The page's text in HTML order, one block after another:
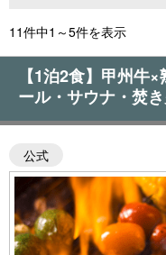
11件中1～5件を表示
【1泊2食】甲州牛
ール・サウナ・焚
公式